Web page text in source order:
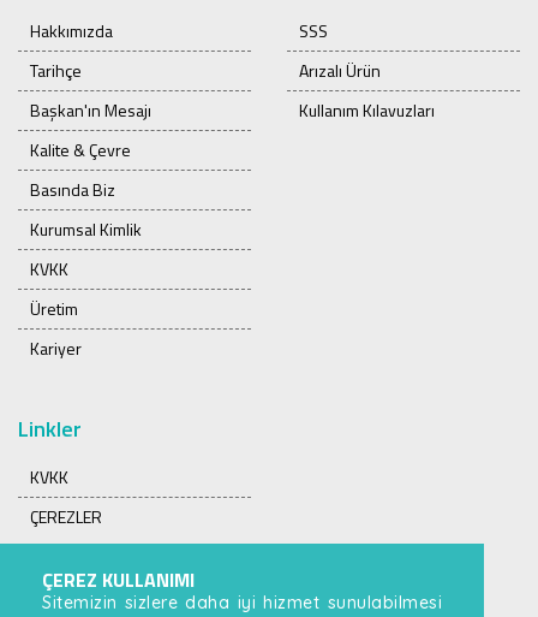
Hakkımızda
Tarihçe
Başkan'ın Mesajı
Kalite & Çevre
Basında Biz
Kurumsal Kimlik
KVKK
Üretim
Kariyer
SSS
Arızalı Ürün
Kullanım Kılavuzları
Linkler
KVKK
ÇEREZLER
ÇEREZ KULLANIMI
Sitemizin sizlere daha iyi hizmet sunulabilmesi